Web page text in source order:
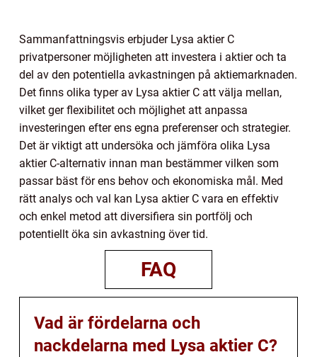
Sammanfattningsvis erbjuder Lysa aktier C
privatpersoner möjligheten att investera i aktier och ta
del av den potentiella avkastningen på aktiemarknaden.
Det finns olika typer av Lysa aktier C att välja mellan,
vilket ger flexibilitet och möjlighet att anpassa
investeringen efter ens egna preferenser och strategier.
Det är viktigt att undersöka och jämföra olika Lysa
aktier C-alternativ innan man bestämmer vilken som
passar bäst för ens behov och ekonomiska mål. Med
rätt analys och val kan Lysa aktier C vara en effektiv
och enkel metod att diversifiera sin portfölj och
potentiellt öka sin avkastning över tid.
FAQ
Vad är fördelarna och
nackdelarna med Lysa aktier C?